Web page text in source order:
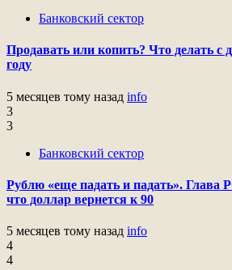
Банковский сектор
Продавать или копить? Что делать с
году
5 месяцев тому назад info
3
3
Банковский сектор
Рублю «еще падать и падать». Глава
что доллар вернется к 90
5 месяцев тому назад info
4
4